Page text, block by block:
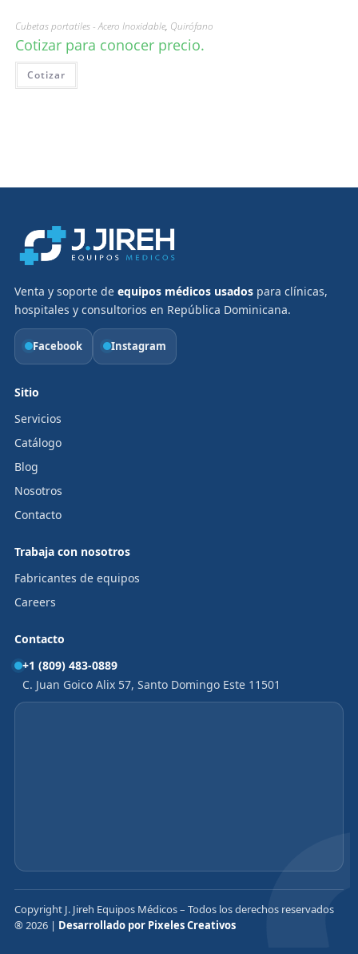
Cubetas portatiles - Acero Inoxidable, Quirófano
Cotizar para conocer precio.
Cotizar
Venta y soporte de equipos médicos usadospara clínicas,
hospitales y consultorios en República Dominicana.
Facebook Instagram
Sitio
Servicios
Catálogo
Blog
Nosotros
Contacto
Trabaja con nosotros
Fabricantes de equipos
Careers
Contacto
+1 (809) 483-0889
C. Juan Goico Alix 57, Santo Domingo Este 11501
Copyright J. Jireh Equipos Médicos – Todos los derechos reservados
® 2026 | Desarrollado por Pixeles Creativos